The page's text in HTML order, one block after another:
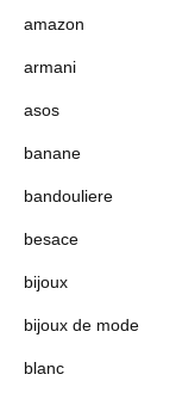
amazon
armani
asos
banane
bandouliere
besace
bijoux
bijoux de mode
blanc